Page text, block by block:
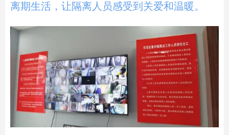
离期生活，让隔离人员感受到关爱和温暖。